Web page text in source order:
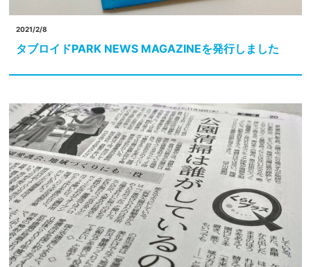
2021/2/8
タブロイドPARK NEWS MAGAZINEを発行しました